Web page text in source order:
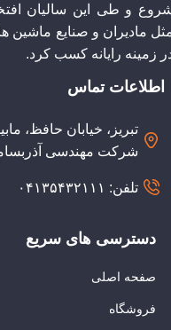
و طی این سالیان
مادیران و صنایع ماشین
زمینه رایانه کسب کرد.
اطلاعات تماس
تبریز، خیابان حافظ،
شرکت مهندسی
تلفن: ۰۴۱۳۵۴۳۲۱۱۱
دسترسی های سریع
صفحه اصلی
فروشگاه